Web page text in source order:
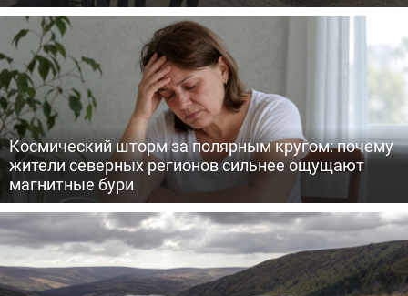
Космический шторм за полярным кругом: почему
жители северных регионов сильнее ощущают
магнитные бури